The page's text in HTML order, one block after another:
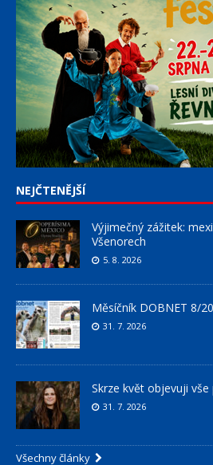
NEJČTENĚJŠÍ
Výjimečný zážitek:
Všenorech
5. 8. 2026
Měsíčník DOBNET 8/
31. 7. 2026
Skrze květ objevuji
31. 7. 2026
Všechny články